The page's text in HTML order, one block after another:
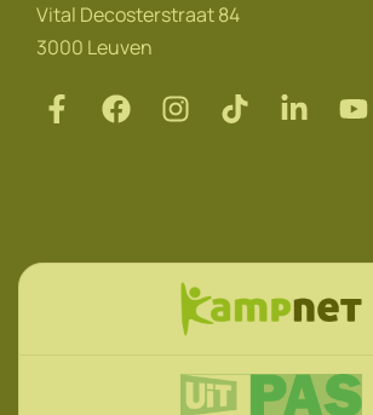
Vital Decosterstraat 84
3000 Leuven